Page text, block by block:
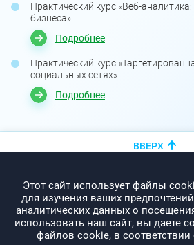
Практический курс «Веб-
бизнеса»
Подробнее
Практический курс
социальных сетях»
Подробнее
Этот сайт использует файлы
для изучения ваших
аналитических данных о
использовать наш сайт, вы даете
файлов cookie, в соответствии
ВВЕРХ
info@promo-